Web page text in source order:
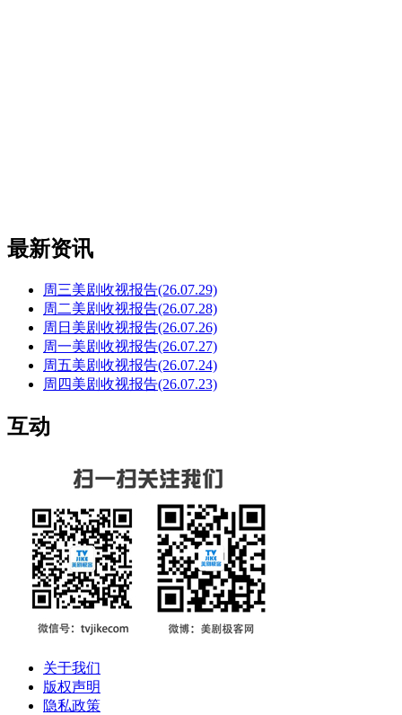
最新资讯
周三美剧收视报告(26.07.29)
周二美剧收视报告(26.07.28)
周日美剧收视报告(26.07.26)
周一美剧收视报告(26.07.27)
周五美剧收视报告(26.07.24)
周四美剧收视报告(26.07.23)
互动
关于我们
版权声明
隐私政策